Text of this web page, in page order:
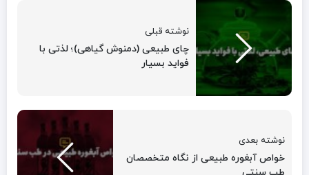
نوشته قبلی
چای طبیعی (دمنوش گیاهی)؛ لذتی با
فواید بسیار
نوشته بعدی
خواص آبغوره طبیعی از نگاه متخصصان